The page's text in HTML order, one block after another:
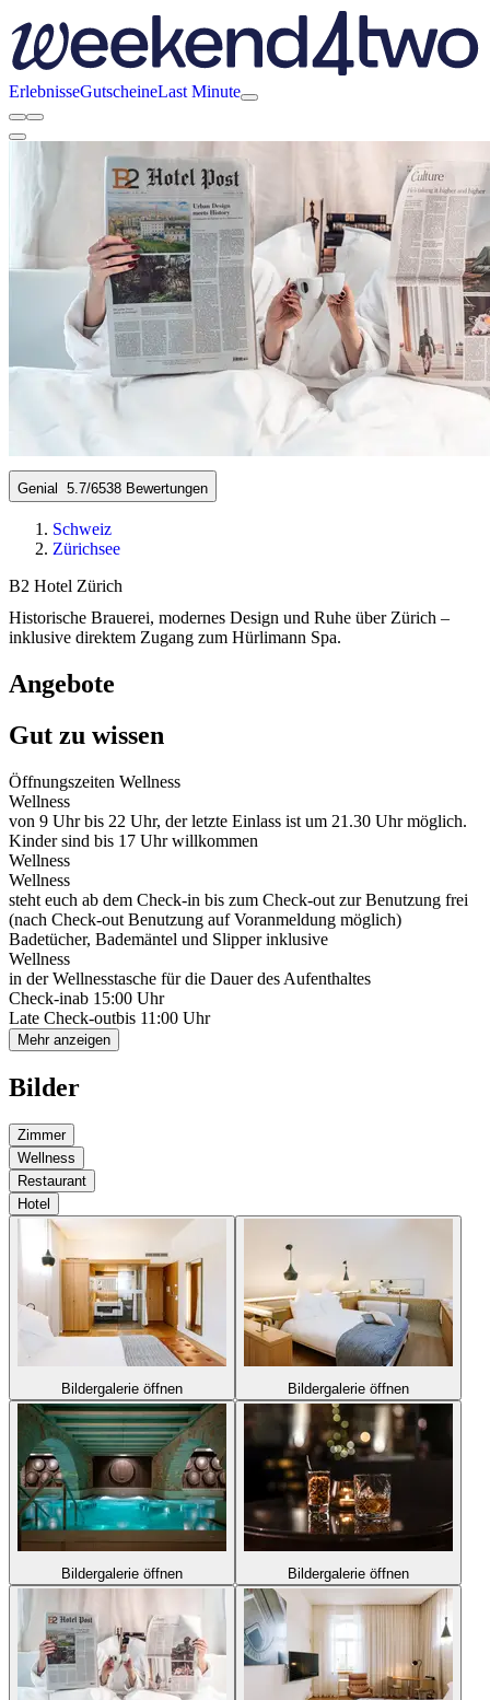
ErlebnisseGutscheineLast Minute
Genial 5.7/6538 Bewertungen
Schweiz
Zürichsee
B2 Hotel Zürich
Historische Brauerei, modernes Design und Ruhe über Zürich –
inklusive direktem Zugang zum Hürlimann Spa.
Angebote
Gut zu wissen
Öffnungszeiten Wellness
Wellness
von 9 Uhr bis 22 Uhr, der letzte Einlass ist um 21.30 Uhr möglich.
Kinder sind bis 17 Uhr willkommen
Wellness
Wellness
steht euch ab dem Check-in bis zum Check-out zur Benutzung frei
(nach Check-out Benutzung auf Voranmeldung möglich)
Badetücher, Bademäntel und Slipper inklusive
Wellness
in der Wellnesstasche für die Dauer des Aufenthaltes
Check-inab 15:00 Uhr
Late Check-outbis 11:00 Uhr
Mehr anzeigen
Bilder
Zimmer
Wellness
Restaurant
Hotel
Bildergalerie öffnen Bildergalerie öffnen
Bildergalerie öffnen Bildergalerie öffnen